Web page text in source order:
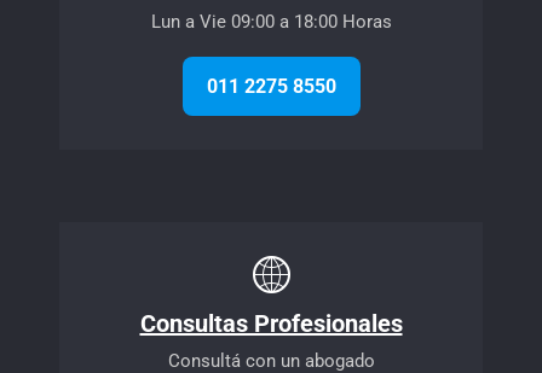
Lun a Vie 09:00 a 18:00 Horas
011 2275 8550
Consultas Profesionales
Consultá con un abogado